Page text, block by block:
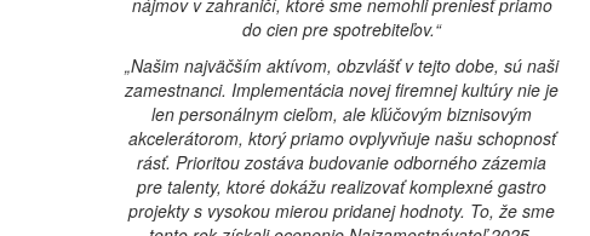
nájmov v zahraničí, ktoré sme nemohli preniesť priamo
do cien pre spotrebiteľov.“
„Našim najväčším aktívom, obzvlášť v tejto dobe, sú naši
zamestnanci. Implementácia novej firemnej kultúry nie je
len personálnym cieľom, ale kľúčovým biznisovým
akcelerátorom, ktorý priamo ovplyvňuje našu schopnosť
rásť. Prioritou zostáva budovanie odborného zázemia
pre talenty, ktoré dokážu realizovať komplexné gastro
projekty s vysokou mierou pridanej hodnoty. To, že sme